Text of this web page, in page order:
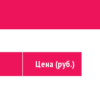
Цена (руб.)